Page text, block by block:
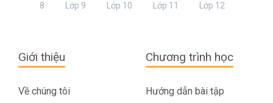
8
Lớp 9 Lớp 10 Lớp 11 Lớp 12
Giới thiệu
Về chúng tôi
Chương trình học
Hướng dẫn bài tập